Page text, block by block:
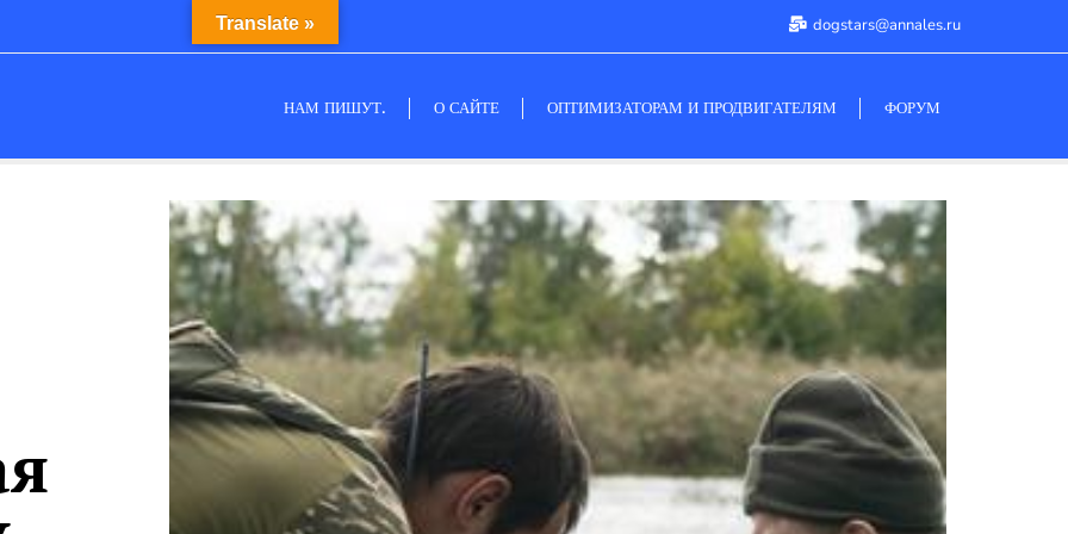
dogstars@annales.ru
НАМ ПИШУТ. О САЙТЕ ОПТИМИЗАТОРАМ И ПРОДВИГАТЕЛЯМ ФОРУМ
Translate »